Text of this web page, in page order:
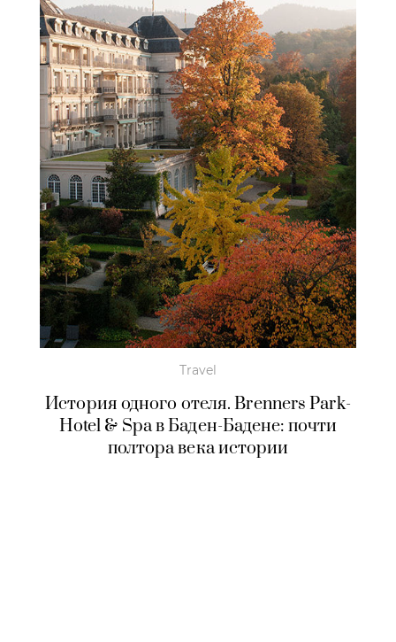
Travel
История одного отеля. Brenners Park-
Hotel & Spa в Баден-Бадене: почти
полтора века истории